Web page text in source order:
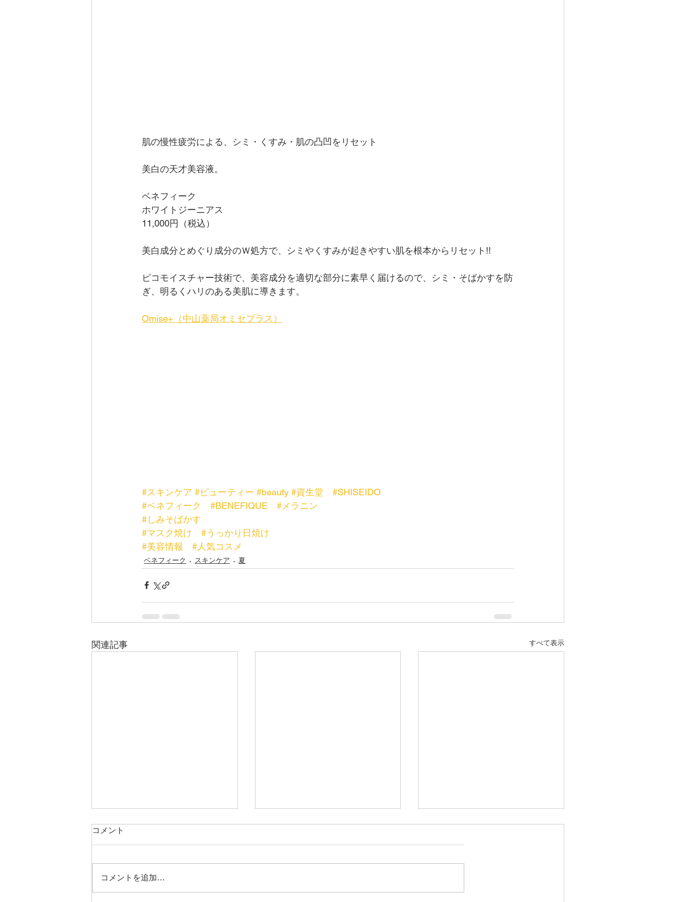
肌の慢性疲労による、シミ・くすみ・肌の凸凹をリセット
美白の天才美容液。
ベネフィーク
ホワイトジーニアス
11,000円（税込）
美白成分とめぐり成分のＷ処方で、シミやくすみが起きやすい肌を根本からリセット!!
ピコモイスチャー技術で、美容成分を適切な部分に素早く届けるので、シミ・そばかすを防
ぎ、明るくハリのある美肌に導きます。
Omise+（中山薬局オミセプラス）
#スキンケア #ビューティー #beauty #資生堂
#SHISEIDO
#ベネフィーク
#BENEFIQUE
#メラニン
#しみそばかす
#マスク焼け
#うっかり日焼け
#美容情報
#人気コスメ
ベネフィーク スキンケア 夏
関連記事 すべて表示
🌻営業スケジュール🌞
コメント
コメントを追加…